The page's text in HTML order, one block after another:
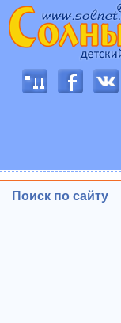
Поиск по сайту